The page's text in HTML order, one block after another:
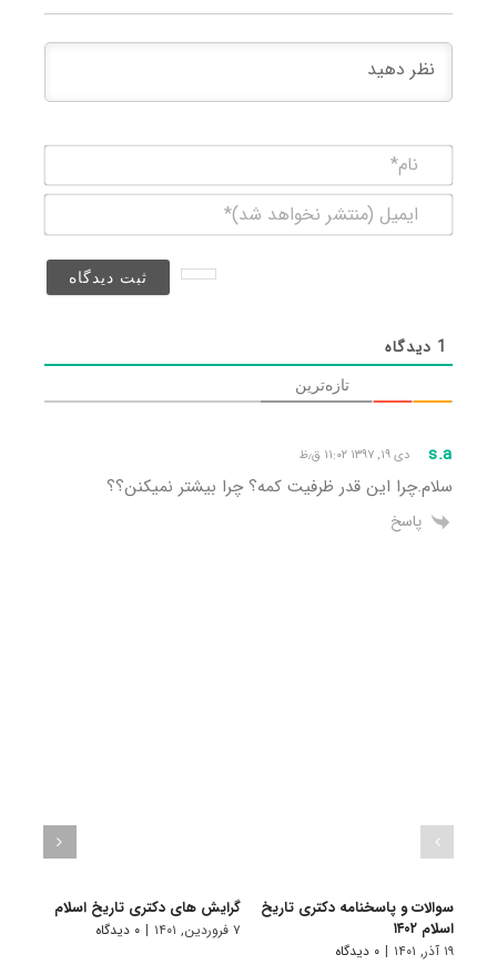
(منتشر
1 دیدگاه
تازه‌ترین
s.a دی ۱۹, ۱۳۹۷ ۱۱:۰۲ ق٫ظ
سلام.چرا این قدر ظرفیت کمه؟ چرا بیشتر نمیکنن؟؟
پاسخ
سوالات و پاسخنامه دکتری تاریخ
اسلام ۱۴۰۲
۱۹ آذر, ۱۴۰۱ | ۰ دیدگاه
گرایش های دکتری ﺗﺎرﻳﺦ اﺳﻼم
۷ فروردین, ۱۴۰۱ | ۰ دیدگاه